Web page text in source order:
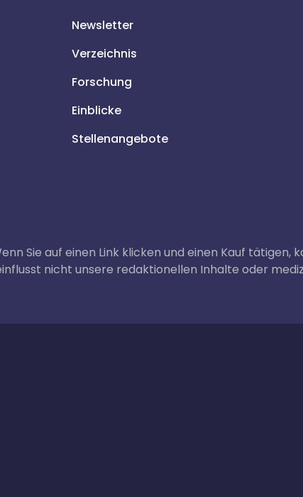
Newsletter
Verzeichnis
Forschung
Einblicke
Stellenangebote
Sie auf einen Link klicken und einen Kauf tätigen,
nicht unsere redaktionellen Inhalte oder